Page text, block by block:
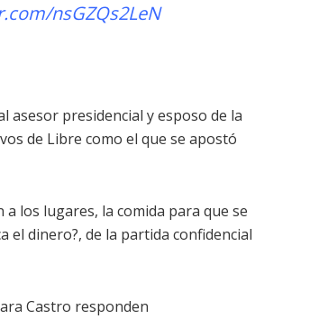
nsGZQs2LeN
asesor presidencial y esposo de la
de Libre como el que se apostó
los lugares, la comida para que se
el dinero?, de la partida confidencial
Castro responden